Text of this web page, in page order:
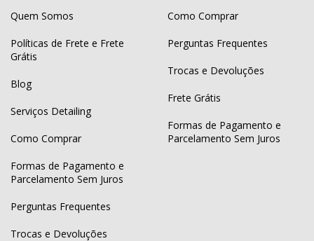
Quem Somos
Políticas de Frete e Frete
Grátis
Blog
Serviços Detailing
Como Comprar
Formas de Pagamento e
Parcelamento Sem Juros
Perguntas Frequentes
Trocas e Devoluções
Como Comprar
Perguntas Frequentes
Trocas e Devoluções
Frete Grátis
Formas de Pagamento e
Parcelamento Sem Juros